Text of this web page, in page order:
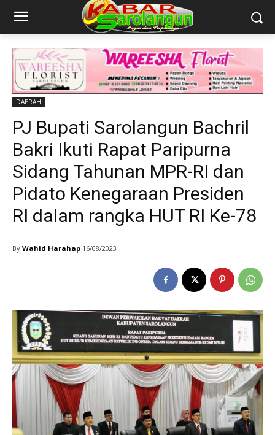
DAERAH
PJ Bupati Sarolangun Bachril
Bakri Ikuti Rapat Paripurna
Sidang Tahunan MPR-RI dan
Pidato Kenegaraan Presiden
RI dalam rangka HUT RI Ke-78
By Wahid Harahap 16/08/2023